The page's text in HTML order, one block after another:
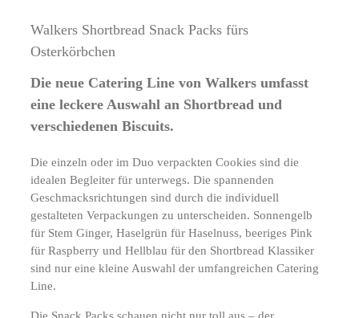
Walkers Shortbread Snack Packs fürs
Osterkörbchen
Die neue Catering Line von Walkers umfasst
eine leckere Auswahl an Shortbread und
verschiedenen Biscuits.
Die einzeln oder im Duo verpackten Cookies sind die
idealen Begleiter für unterwegs. Die spannenden
Geschmacksrichtungen sind durch die individuell
gestalteten Verpackungen zu unterscheiden. Sonnengelb
für Stem Ginger, Haselgrün für Haselnuss, beeriges Pink
für Raspberry und Hellblau für den Shortbread Klassiker
sind nur eine kleine Auswahl der umfangreichen Catering
Line.